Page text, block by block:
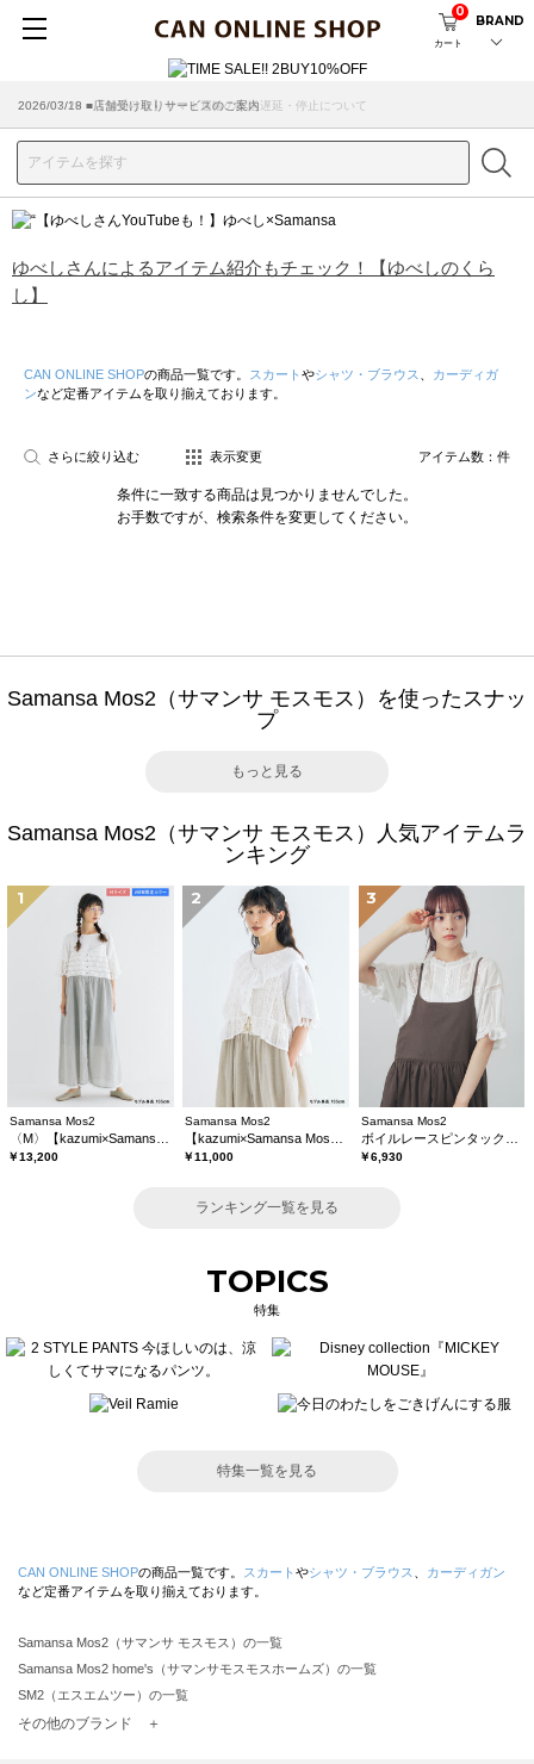
カート
0
BRAND
2026/07/29 ■【お知らせ】ヤマト運輸の配送遅延・停止について
2026/03/18 ■店舗受け取りサービスのご案内
ゆべしさんによるアイテム紹介もチェック！【ゆべしのくら
し】
CAN ONLINE SHOPの商品一覧です。 スカート やシャツ・ブラウス
カーディガ
ンなど定番アイテムを取り揃えております。
さらに絞り込む 表示変更 アイテム数： 件
条件に一致する商品は見つかりませんでした。
お手数ですが、検索条件を変更してください。
Samansa Mos2（サマンサ モスモス）を使ったスナッ
プ
もっと見る
Samansa Mos2（サマンサ モスモス）人気アイテムラ
ンキング
1
Samansa Mos2
￥13,200
2
Samansa Mos2
￥11,000
3
Samansa Mos2
￥6,930
ランキング一覧を見る
TOPICS
特集
特集一覧を見る
CAN ONLINE SHOPの商品一覧です。 スカート やシャツ・ブラウス
カーディガン
など定番アイテムを取り揃えております。
Samansa Mos2（サマンサ モスモス）の一覧
Samansa Mos2 home's（サマンサモスモスホームズ）の一覧
SM2（エスエムツー）の一覧
TSUHARU by Samansa Mos2（ツハルバイサマンサモスモス）の一覧
その他のブランド ＋